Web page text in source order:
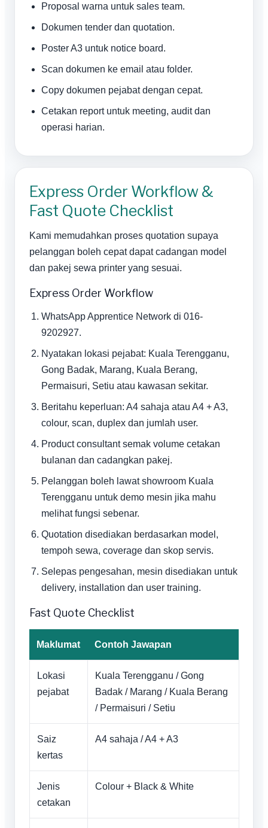
Proposal warna untuk sales team.
Dokumen tender dan quotation.
Poster A3 untuk notice board.
Scan dokumen ke email atau folder.
Copy dokumen pejabat dengan cepat.
Cetakan report untuk meeting, audit dan
operasi harian.
Express Order Workflow &
Fast Quote Checklist
Kami memudahkan proses quotation supaya
pelanggan boleh cepat dapat cadangan model
dan pakej sewa printer yang sesuai.
Express Order Workflow
WhatsApp Apprentice Network di 016-
9202927.
Nyatakan lokasi pejabat: Kuala Terengganu,
Gong Badak, Marang, Kuala Berang,
Permaisuri, Setiu atau kawasan sekitar.
Beritahu keperluan: A4 sahaja atau A4 + A3,
colour, scan, duplex dan jumlah user.
Product consultant semak volume cetakan
bulanan dan cadangkan pakej.
Pelanggan boleh lawat showroom Kuala
Terengganu untuk demo mesin jika mahu
melihat fungsi sebenar.
Quotation disediakan berdasarkan model,
tempoh sewa, coverage dan skop servis.
Selepas pengesahan, mesin disediakan untuk
delivery, installation dan user training.
Fast Quote Checklist
Maklumat Contoh Jawapan
Lokasi
pejabat
Kuala Terengganu / Gong
Badak / Marang / Kuala Berang
/ Permaisuri / Setiu
Saiz
kertas
A4 sahaja / A4 + A3
Jenis
cetakan
Colour + Black & White